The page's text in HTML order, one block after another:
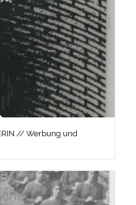
// Werbung und